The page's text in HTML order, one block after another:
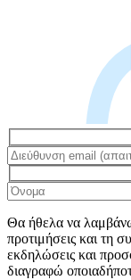
Θα ήθελα να
προτιμήσεις και τη
εκδηλώσεις και
διαγραφώ